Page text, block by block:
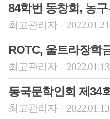
84학번 동창회, 농
최고관리자
ROTC, 울트라장학
최고관리자
동국문학인회 제34
최고관리자